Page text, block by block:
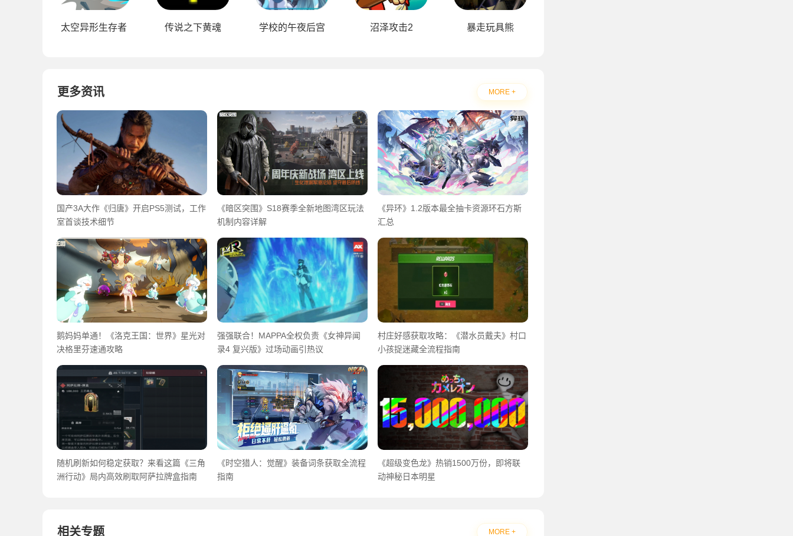
太空异形生存者 传说之下黄魂 学校的午夜后宫 沼泽攻击2 暴走玩具熊
更多资讯 MORE +
国产3A大作《归唐》开启PS5测试，工作
室首谈技术细节
《暗区突围》S18赛季全新地图湾区玩法
机制内容详解
《异环》1.2版本最全抽卡资源环石方斯
汇总
鹅妈妈单通！《洛克王国：世界》星光对
决格里芬速通攻略
强强联合！MAPPA全权负责《女神异闻
录4 复兴版》过场动画引热议
村庄好感获取攻略：《潜水员戴夫》村口
小孩捉迷藏全流程指南
随机刷新如何稳定获取？来看这篇《三角
洲行动》局内高效刷取阿萨拉牌盒指南
《时空猎人：觉醒》装备词条获取全流程
指南
《超级变色龙》热销1500万份，即将联
动神秘日本明星
相关专题 MORE +